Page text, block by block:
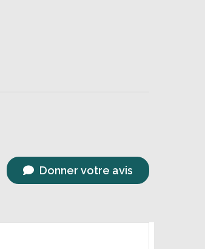
Donner votre avis